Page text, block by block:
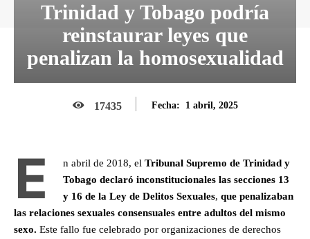
Trinidad y Tobago podría
reinstaurar leyes que
penalizan la homosexualidad
17435 Fecha: 1 abril, 2025
E n abril de 2018, el Tribunal Supremo de Trinidad y
Tobago declaró inconstitucionales las secciones 13
y 16 de la Ley de Delitos Sexuales, que penalizaban
las relaciones sexuales consensuales entre adultos del mismo
sexo. Este fallo fue celebrado por organizaciones de derechos